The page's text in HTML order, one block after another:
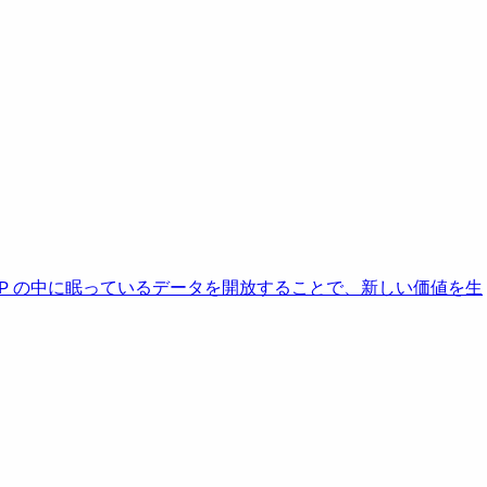
の中に眠っているデータを開放することで、新しい価値を生